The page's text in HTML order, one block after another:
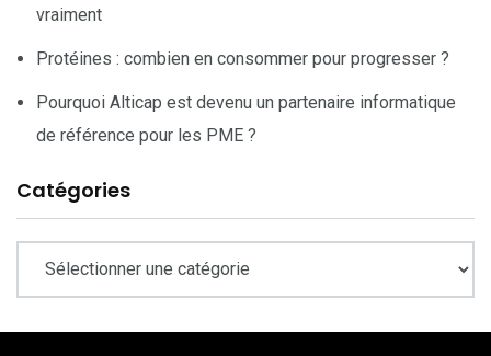
vraiment
Protéines : combien en consommer pour progresser ?
Pourquoi Alticap est devenu un partenaire informatique
de référence pour les PME ?
Catégories